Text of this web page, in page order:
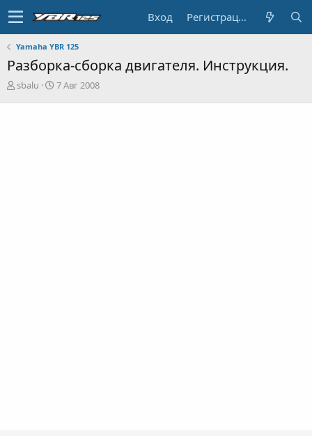
Вход Регистрация
Yamaha YBR 125
Разборка-сборка двигателя. Инструкция.
А
sbalu
Д
7 Авг 2008